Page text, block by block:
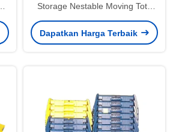
Storage Nestable Moving Tote
Kastil Plastik dengan Tutup
Dapatkan Harga Terbaik